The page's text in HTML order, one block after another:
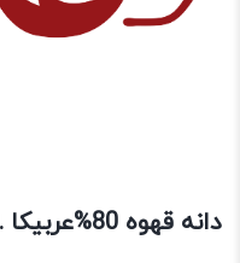
دانه قهوه 80%عربیکا .20%ربوستا دیسترو